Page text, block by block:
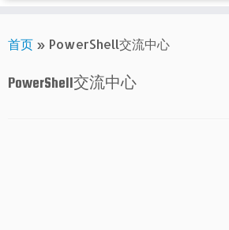
首页 » PowerShell交流中心
PowerShell交流中心